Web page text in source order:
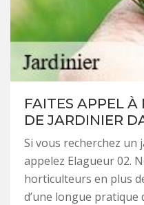
FAITES APPEL À
DE JARDINIER
Si vous recherchez
appelez Elagueur 02.
horticulteurs en plus
d’une longue pratique